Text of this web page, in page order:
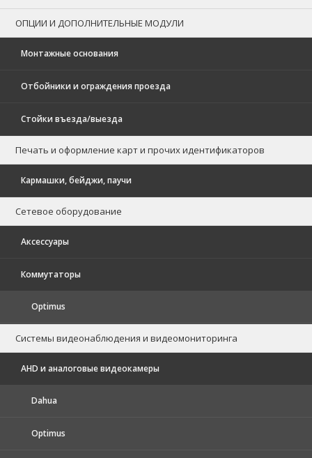
ОПЦИИ И ДОПОЛНИТЕЛЬНЫЕ МОДУЛИ
Монтажные основания
Отбойники и ограждения проезда
Стойки въезда/выезда
Печать и оформление карт и прочих идентификаторов
Кармашки, бейджи, паучи
Сетевое оборудование
Аксессуары
Коммутаторы
Optimus
Системы видеонаблюдения и видеомониторинга
AHD и аналоговые видеокамеры
Dahua
Optimus